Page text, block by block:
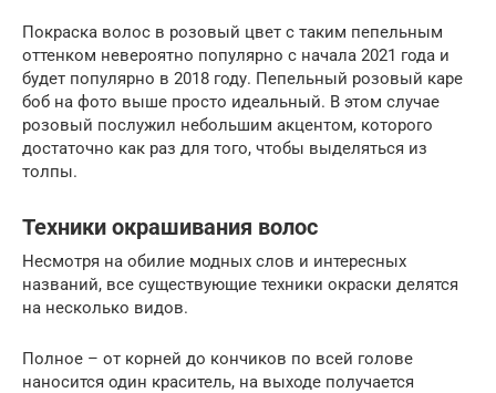
Покраска волос в розовый цвет с таким пепельным
оттенком невероятно популярно с начала 2021 года и
будет популярно в 2018 году. Пепельный розовый каре
боб на фото выше просто идеальный. В этом случае
розовый послужил небольшим акцентом, которого
достаточно как раз для того, чтобы выделяться из
толпы.
Техники окрашивания волос
Несмотря на обилие модных слов и интересных
названий, все существующие техники окраски делятся
на несколько видов.
Полное – от корней до кончиков по всей голове
наносится один краситель, на выходе получается